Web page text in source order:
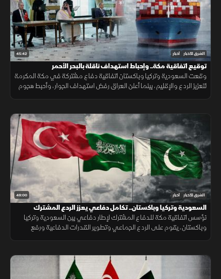
45:42 الشرق للأخبار أخبار
توقيع اتفاقية مكة.. وإحباط استهداف ناقلة بالبحر الأحمر
وقعت السعودية وتركيا وباكستان اتفاقية دفاع مشتركة في مكة المكرمة
لتعزيز الردع والإقليم، بينما أعلن العراق رفض استهداف الجوار، وأحبط هجوم
49:00 الشرق للأخبار أخبار
السعودية وتركيا وباكستان.. تكامل دفاعي يعزز الردع المشترك
تؤسس اتفاقية مكة للدفاع المشترك لإطار دفاعي بين السعودية وتركيا
وباكستان، يقوم على الردع الجماعي وتطوير القدرات الدفاعية ورفع